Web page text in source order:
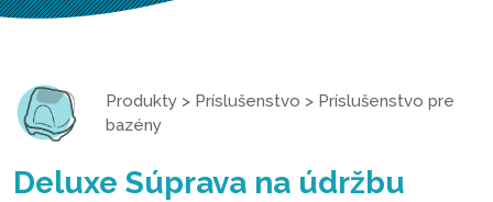
Produkty > Príslušenstvo > Príslušenstvo pre
bazény
Deluxe Súprava na údržbu